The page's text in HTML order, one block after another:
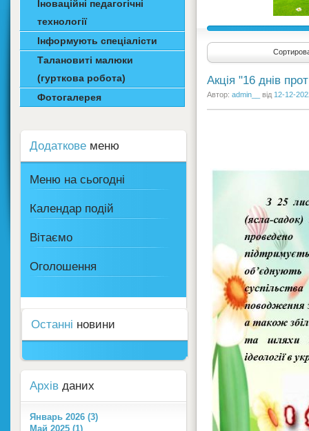
Акція "16 днів
Автор: admin__ від 12-12-
Іноваційні педагогічні
технології
Інформують спеціалісти
Талановиті малюки
(гурткова робота)
Фотогалерея
Додаткове меню
Меню на сьогодні
Календар подій
Вітаємо
Оголошення
Останні новини
Архів даних
Январь 2026 (3)
Май 2025 (1)